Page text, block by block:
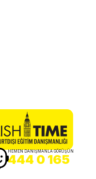
HEMEN DANIŞMANLA GÖRÜŞÜN
444 0 165